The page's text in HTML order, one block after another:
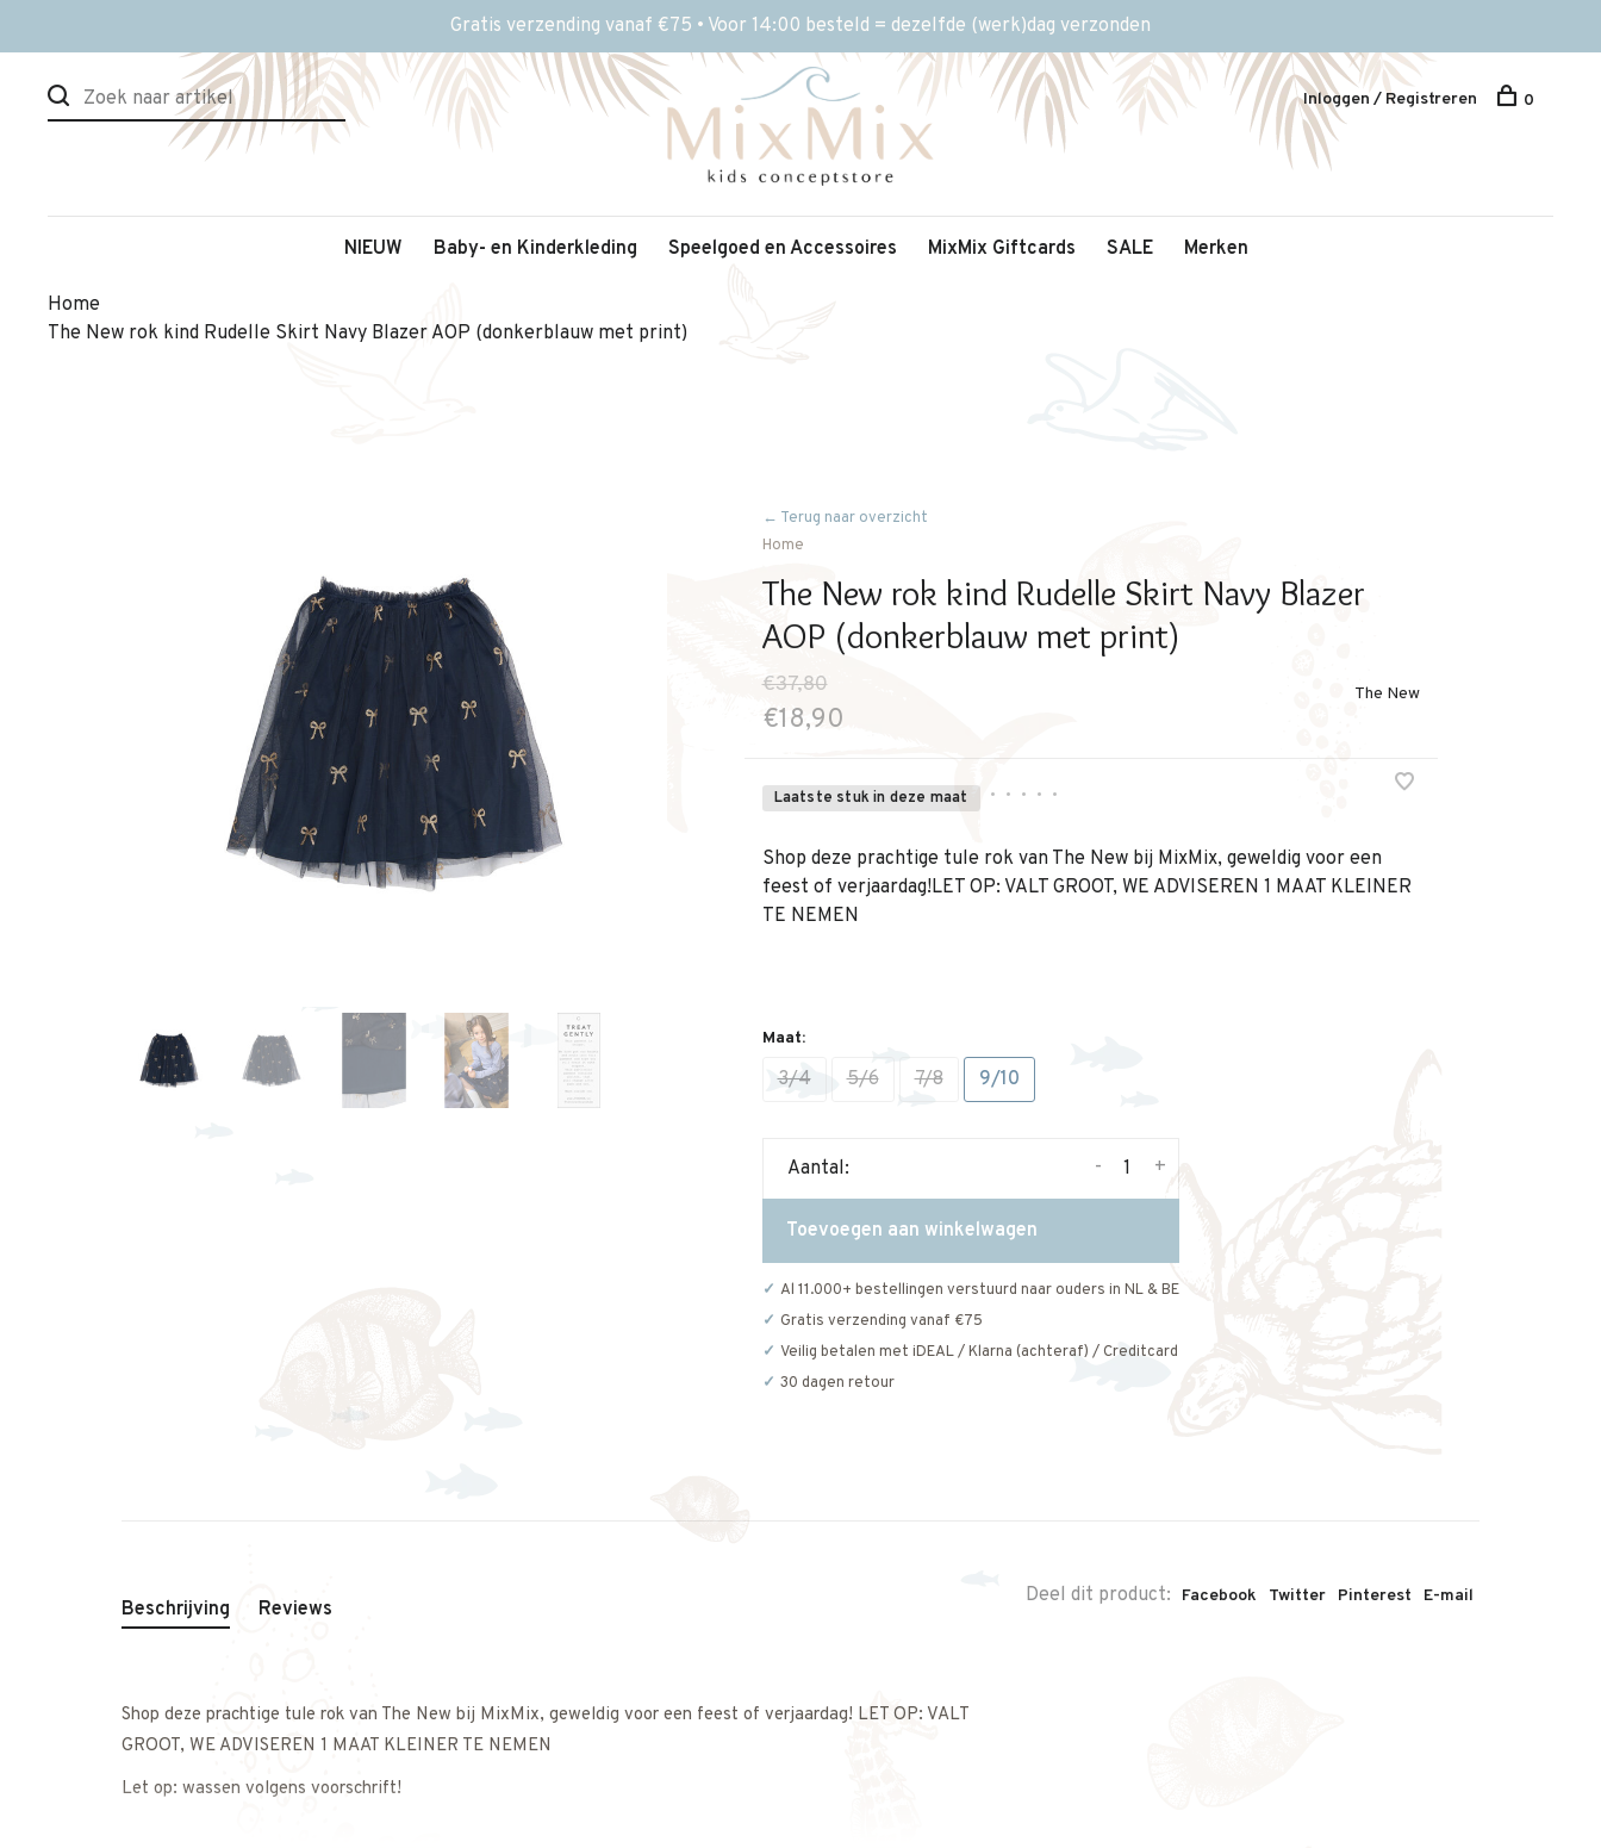
Gratis verzending vanaf €75 • Voor 14:00 besteld = dezelfde (werk)dag verzonden
NIEUW Baby- en Kinderkleding Speelgoed en Accessoires MixMix Giftcards SALE Merken
Inloggen / Registreren 0
Home
The New rok kind Rudelle Skirt Navy Blazer AOP (donkerblauw met print)
← Terug naar overzicht
Home
The New rok kind Rudelle Skirt Navy Blazer
AOP (donkerblauw met print)
€37,80
€18,90
The New
Laatste stuk in deze maat • • • • •
Shop deze prachtige tule rok van The New bij MixMix, geweldig voor een
feest of verjaardag!LET OP: VALT GROOT, WE ADVISEREN 1 MAAT KLEINER
TE NEMEN
Maat:
3/4 5/6 7/8 9/10
Aantal: +
-
Toevoegen aan winkelwagen
Al 11.000+ bestellingen verstuurd naar ouders in NL & BE
Gratis verzending vanaf €75
Veilig betalen met iDEAL / Klarna (achteraf) / Creditcard
30 dagen retour
Deel dit product: Facebook Twitter Pinterest E-mail
Beschrijving Reviews
Shop deze prachtige tule rok van The New bij MixMix, geweldig voor een feest of verjaardag! LET OP: VALT
GROOT, WE ADVISEREN 1 MAAT KLEINER TE NEMEN
Let op: wassen volgens voorschrift!